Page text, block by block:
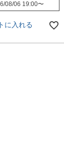
08/06 19:00〜
に入れる